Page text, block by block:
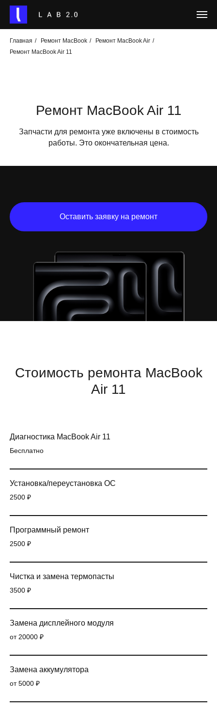
Главная / Ремонт MacBook / Ремонт MacBook Air /
Ремонт MacBook Air 11
Ремонт MacBook Air 11
Запчасти для ремонта уже включены в стоимость
работы. Это окончательная цена.
Оставить заявку на ремонт
Стоимость ремонта MacBook
Air 11
Диагностика MacBook Air 11
Бесплатно
Установка/переустановка ОС
2500 ₽
Программный ремонт
2500 ₽
Чистка и замена термопасты
3500 ₽
Замена дисплейного модуля
от 20000 ₽
Замена аккумулятора
от 5000 ₽